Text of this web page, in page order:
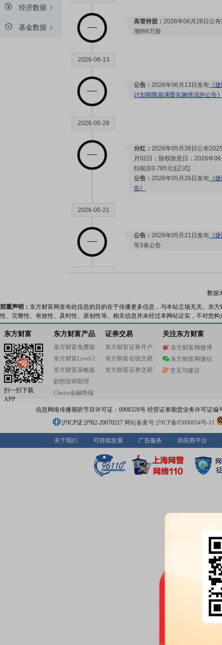
经济数据
基金数据
高管持股： 2026年06月26日公
增持6万股
2026-06-13
公告： 2026年06月13日发布 《
计划期限届满暨实施情况的公告
2026-05-26
分红： 2026年05月26日公布
月02日；除权除息日：2026年
扣税后0.765元)[正式]
公告： 2026年05月26日发布 《
告》
2026-05-21
公告： 2026年05月21日发布 《
等3条公告
2026-05-20
高管持股：2026年05月20日公
持11万股
机构调研：2026年05月14日披
公告：2026年05月06日发布
低风险的短期(不超过12个月)理
2026年第一季度
2025年年报归属净
本每股收益0.0995元
公司投资：
2026年04月30日公
家公司，共计5.05亿元，本报告
2026年04月30日公
联关系)发生2笔交易，合计金额
数据
郑重声明： 东方财富网发布此信息的目的在于传播更多信息，与本站立场无关。东
性、完整性、有效性、及时性、原创性等。相关信息并未经过本网站证实，不对您
东方财富
扫一扫下载
APP
东方财富产品
东方财富免费版
东方财富Level-2
东方财富策略版
妙想投研助理
Choice金融终端
证券交易
东方财富证券开户
东方财富在线交易
东方财富证券交易
关注东方财富
东方财富网微博
东方财富网微信
意见与建议
信息网络传播视听节目许可证：0908328号 经营证券期货业务许可证编
沪ICP证:沪B2-20070217 网站备案号:沪ICP备05006054号-11
关于我们 可持续发展 广告服务 供应商平台